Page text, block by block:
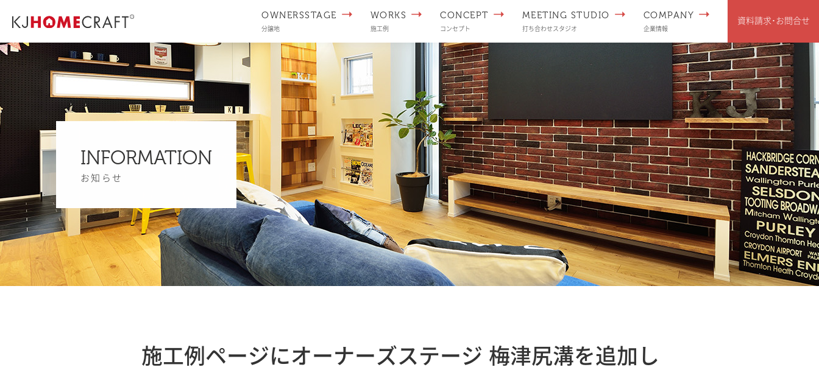
OWNERSSTAGE
分譲地
WORKS
施工例
CONCEPT
コンセプト
MEETING STUDIO
打ち合わせスタジオ
COMPANY
企業情報
資料請求･お問合せ
INFORMATION
お知らせ
施工例ページにオーナーズステージ 梅津尻溝を追加し